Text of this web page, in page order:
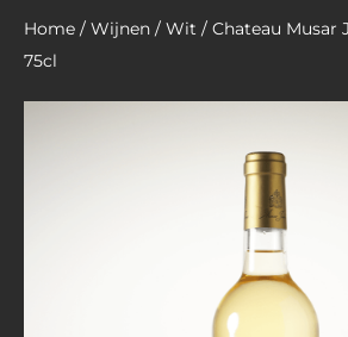
Home / Wijnen / Wit / Chateau Musar
75cl